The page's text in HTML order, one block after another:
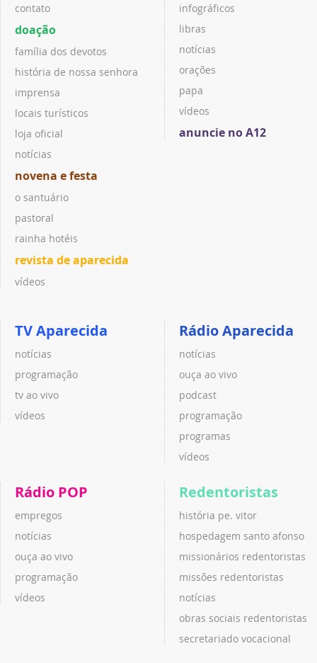
contato
doação
família dos devotos
história de nossa senhora
imprensa
locais turísticos
loja oficial
notícias
novena e festa
o santuário
pastoral
rainha hotéis
revista de aparecida
vídeos
infográficos
libras
notícias
orações
papa
vídeos
anuncie no A12
TV Aparecida
notícias
programação
tv ao vivo
vídeos
Rádio Aparecida
notícias
ouça ao vivo
podcast
programação
programas
vídeos
Rádio POP
empregos
notícias
ouça ao vivo
programação
vídeos
Redentoristas
história pe. vitor
hospedagem santo afonso
missionários redentoristas
missões redentoristas
notícias
obras sociais redentoristas
secretariado vocacional